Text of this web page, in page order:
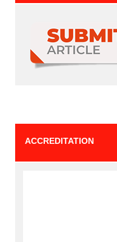
ACCREDITATION